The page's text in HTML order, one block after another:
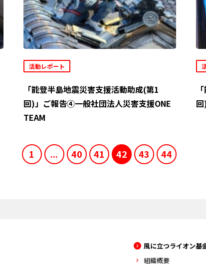
活動レポート
「能登半島地震災害支援活動助成(第1
回)」ご報告④一般社団法人災害支援ONE
TEAM
1 ... 40 41 42 43 44
風に立つライオン基
組織概要